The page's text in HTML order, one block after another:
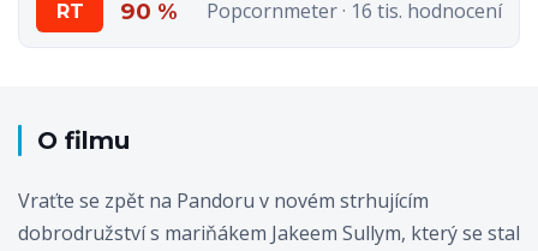
RT 90 % Popcornmeter · 16 tis. hodnocení
O filmu
Vraťte se zpět na Pandoru v novém strhujícím
dobrodružství s mariňákem Jakeem Sullym, který se stal